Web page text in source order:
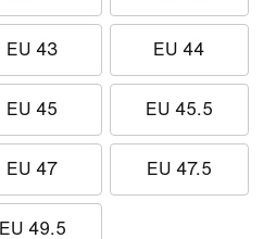
EU 43 EU 44
EU 45 EU 45.5
EU 47 EU 47.5
EU 49.5